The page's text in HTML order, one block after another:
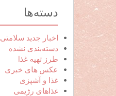
دسته‌ها
اخبار جدید سلامتی
دسته‌بندی نشده
طرز تهیه غذا
عکس های خبری
غذا و آشپزی
غذاهای رژیمی